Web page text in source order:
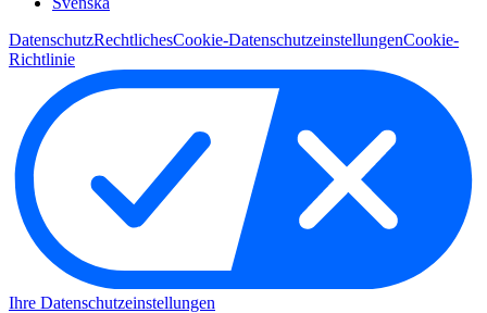
DatenschutzRechtlichesCookie-DatenschutzeinstellungenCookie-
Richtlinie
Ihre Datenschutzeinstellungen